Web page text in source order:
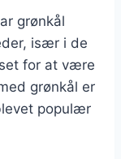
grønkål
især i de
for at være
grønkål er
populær